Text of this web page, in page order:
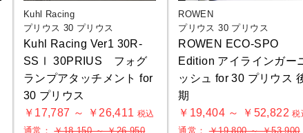
Kuhl Racing
プリウス 30 プリウス
Kuhl Racing Ver1 30R-
SSⅠ 30PRIUS フォグ
ランプアタッチメント for
30 プリウス
￥17,787 ～ ￥26,411 税込
通常：￥18,150 ～ ￥26,950
ROWEN
プリウス 30 プリウス
ROWEN ECO-SPO
Edition アイラインガー
ッシュ for 30 プリウス
期
￥19,404 ～ ￥52,822税
通常：￥19,800 ～ ￥53,900